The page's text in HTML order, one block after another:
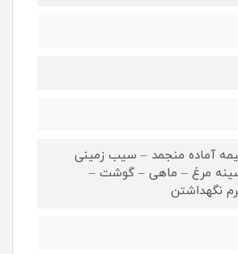
آماده منجمد – سیب زمینی
سینه مرغ – ماهی – گوشت –
نگهداشتن